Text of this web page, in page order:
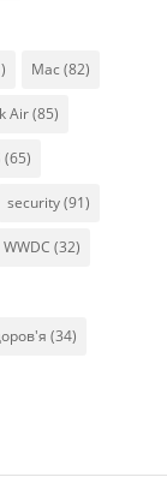
Mac (82)
Air(85)
(65)
security(91)
WWDC (32)
(34)